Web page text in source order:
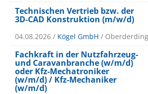
Technischen Vertrieb bzw. der
3D-CAD Konstruktion (m/w/d)
04.08.2026 / Kögel GmbH /
Fachkraft in der Nutzfahrzeug-
und Caravanbranche (w/m/d)
oder Kfz-Mechatroniker
(w/m/d) / Kfz-Mechaniker
(w/m/d)